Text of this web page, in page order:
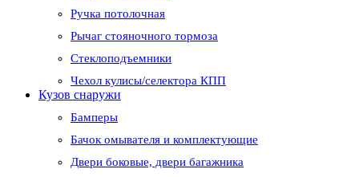
Ручка потолочная
Рычаг стояночного тормоза
Стеклоподъемники
Чехол кулисы/селектора КПП
Кузов снаружи
Бамперы
Бачок омывателя и комплектующие
Двери боковые, двери багажника